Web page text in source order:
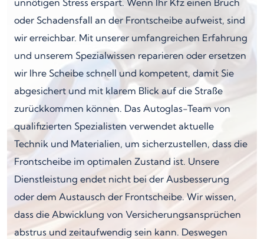
oder Schadensfall an der Frontscheibe aufweist, sind
wir erreichbar. Mit unserer umfangreichen Erfahrung
und unserem Spezialwissen reparieren oder ersetzen
wir Ihre Scheibe schnell und kompetent, damit Sie
abgesichert und mit klarem Blick auf die Straße
zurückkommen können. Das Autoglas-Team von
qualifizierten Spezialisten verwendet aktuelle
Technik und Materialien, um sicherzustellen, dass die
Frontscheibe im optimalen Zustand ist. Unsere
Dienstleistung endet nicht bei der Ausbesserung
oder dem Austausch der Frontscheibe. Wir wissen,
dass die Abwicklung von Versicherungsansprüchen
abstrus und zeitaufwendig sein kann. Deswegen